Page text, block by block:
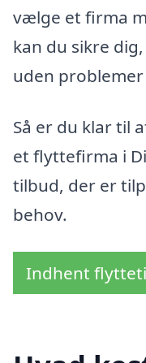
vælge et firma
kan du sikre
uden
Så er du klar til
et flyttefirma i
tilbud, der er
behov.
Indhent